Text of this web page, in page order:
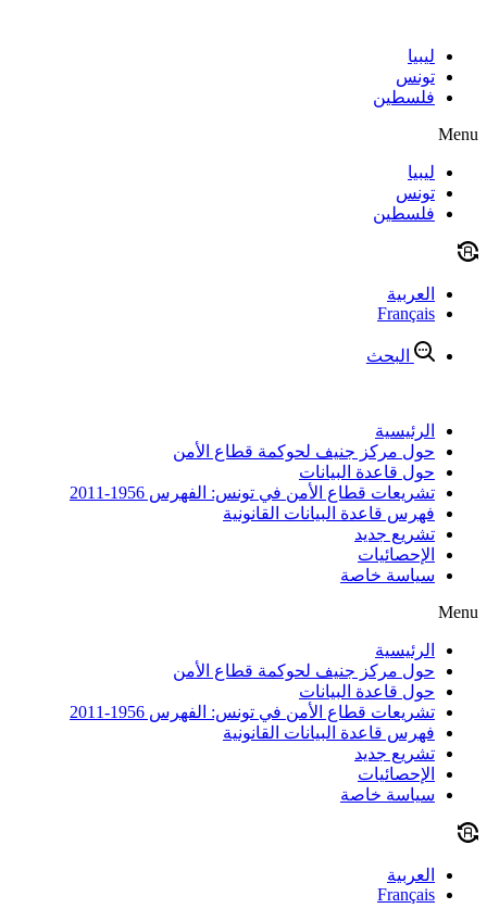
contentليبيا
تونس
فلسطين
Menu
ليبيا
تونس
فلسطين
العربية
Français
البحث
الرئيسية
حول مركز جنيف لحوكمة قطاع الأمن
حول قاعدة البيانات
تشريعات قطاع الأمن في تونس: الفهرس 1956-2011
فهرس قاعدة البيانات القانونية
تشريع جديد
الإحصائيات
سياسة خاصة
Menu
الرئيسية
حول مركز جنيف لحوكمة قطاع الأمن
حول قاعدة البيانات
تشريعات قطاع الأمن في تونس: الفهرس 1956-2011
فهرس قاعدة البيانات القانونية
تشريع جديد
الإحصائيات
سياسة خاصة
العربية
Français